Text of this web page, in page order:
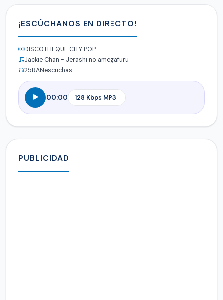
¡ESCÚCHANOS EN DIRECTO!
DISCOTHEQUE CITY POP
Jackie Chan - Jerashi no amegafuru
25RANescuchas
00:00
PUBLICIDAD